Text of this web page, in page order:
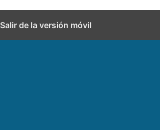
Salir de la versión móvil